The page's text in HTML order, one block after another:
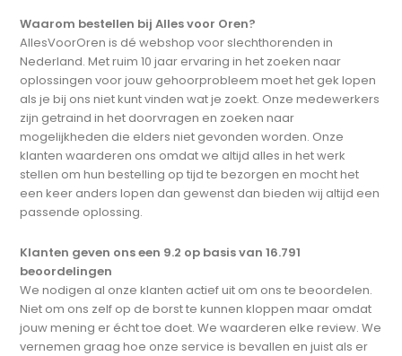
Waarom bestellen bij Alles voor Oren?
AllesVoorOren is dé webshop voor slechthorenden in
Nederland. Met ruim 10 jaar ervaring in het zoeken naar
oplossingen voor jouw gehoorprobleem moet het gek lopen
als je bij ons niet kunt vinden wat je zoekt. Onze medewerkers
zijn getraind in het doorvragen en zoeken naar
mogelijkheden die elders niet gevonden worden. Onze
klanten waarderen ons omdat we altijd alles in het werk
stellen om hun bestelling op tijd te bezorgen en mocht het
een keer anders lopen dan gewenst dan bieden wij altijd een
passende oplossing.
Klanten geven ons een 9.2 op basis van 16.791
beoordelingen
We nodigen al onze klanten actief uit om ons te beoordelen.
Niet om ons zelf op de borst te kunnen kloppen maar omdat
jouw mening er écht toe doet. We waarderen elke review. We
vernemen graag hoe onze service is bevallen en juist als er